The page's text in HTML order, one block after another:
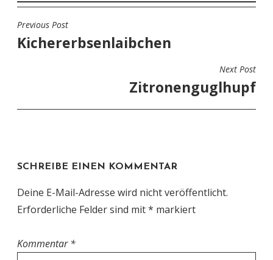
BEITRAGSNAVIGATION
Previous Post
Kichererbsenlaibchen
Next Post
Zitronenguglhupf
SCHREIBE EINEN KOMMENTAR
Deine E-Mail-Adresse wird nicht veröffentlicht.
Erforderliche Felder sind mit* markiert
Kommentar*